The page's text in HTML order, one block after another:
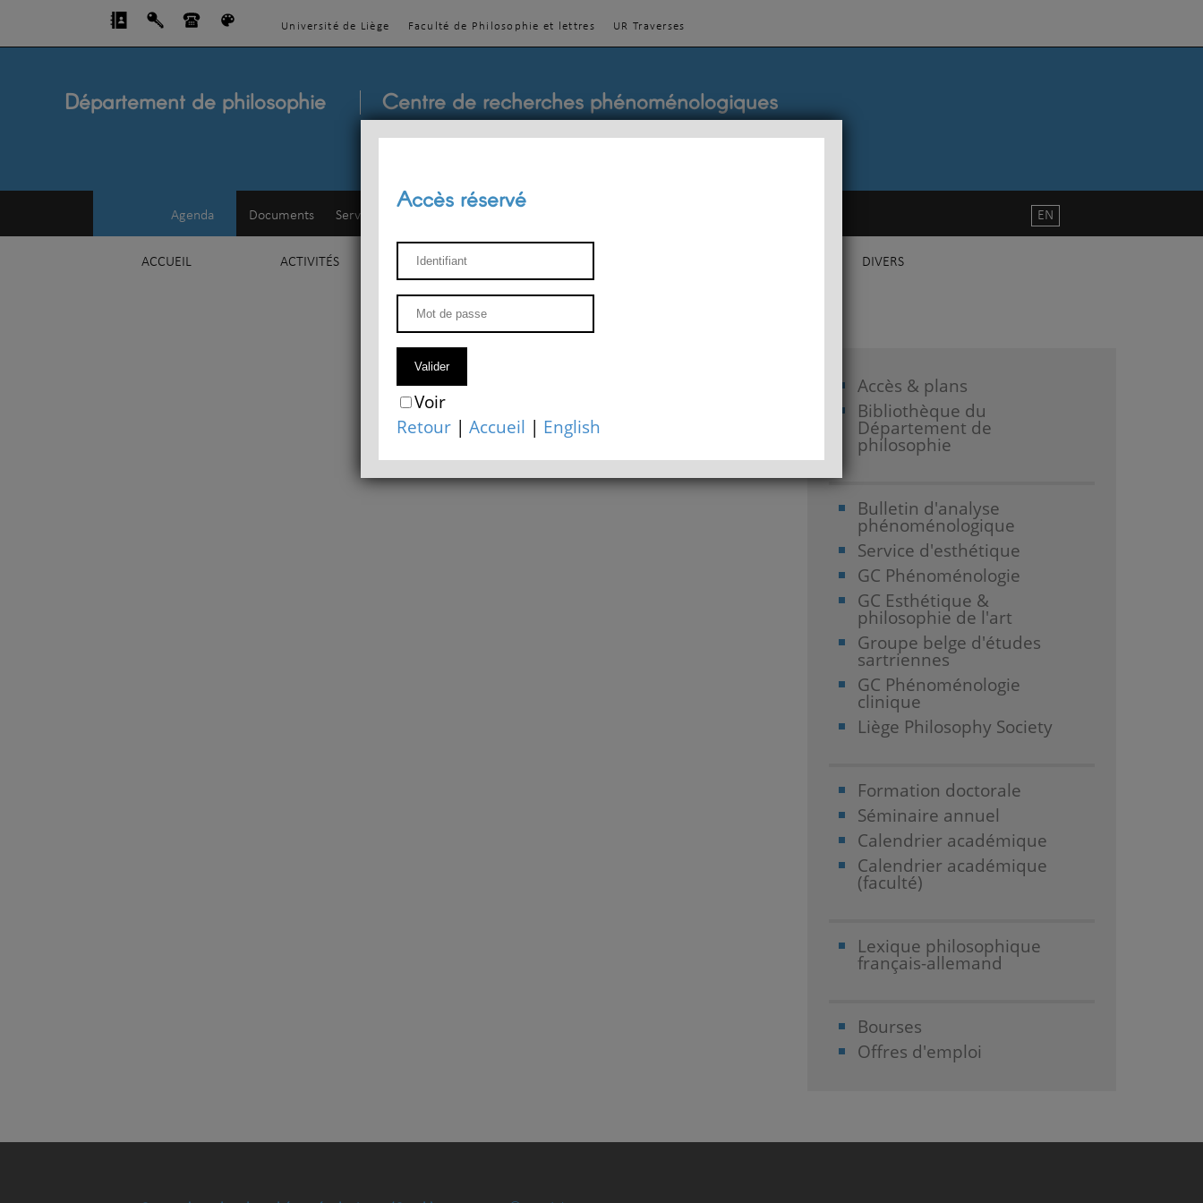
Université de Liège Faculté de Philosophie et lettres UR Traverses
Département de philosophie Centre de recherches phénoménologiques
Agenda Documents Service d'esthétique
ACCUEIL ACTIVITÉS ENSEIGNEMENT DIVERS
EN
Accès & plans
Bibliothèque du
Département de
philosophie
Bulletin d'analyse
phénoménologique
Service d'esthétique
GC Phénoménologie
GC Esthétique &
philosophie de l'art
Groupe belge d'études
sartriennes
GC Phénoménologie
clinique
Liège Philosophy Society
Formation doctorale
Séminaire annuel
Calendrier académique
Calendrier académique
(faculté)
Lexique philosophique
français-allemand
Bourses
Offres d'emploi
Accès réservé
Voir
Retour |Accueil | English